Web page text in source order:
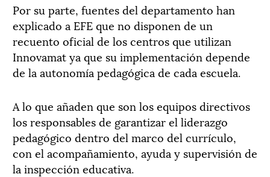
Por su parte, fuentes del departamento han
explicado a EFE que no disponen de un
recuento oficial de los centros que utilizan
Innovamat ya que su implementación depende
de la autonomía pedagógica de cada escuela.
A lo que añaden que son los equipos directivos
los responsables de garantizar el liderazgo
pedagógico dentro del marco del currículo,
con el acompañamiento, ayuda y supervisión de
la inspección educativa.